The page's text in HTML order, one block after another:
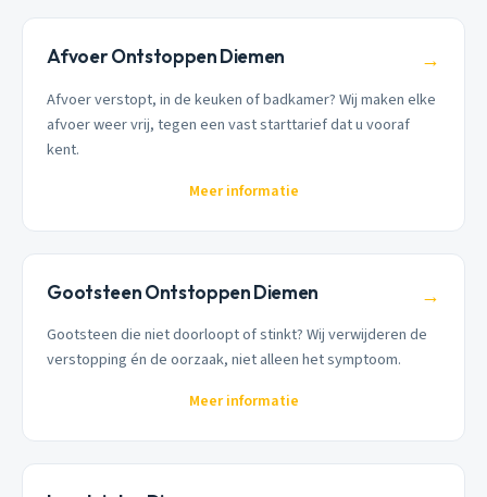
Afvoer Ontstoppen Diemen →
Afvoer verstopt, in de keuken of badkamer? Wij maken elke
afvoer weer vrij, tegen een vast starttarief dat u vooraf
kent.
Meer informatie
Gootsteen Ontstoppen Diemen →
Gootsteen die niet doorloopt of stinkt? Wij verwijderen de
verstopping én de oorzaak, niet alleen het symptoom.
Meer informatie